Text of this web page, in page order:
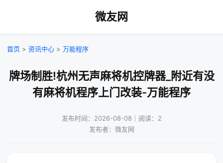
微友网
首页 > 资讯中心 > 万能程序
牌场制胜!杭州无声麻将机控牌器_附近有没
有麻将机程序上门改装-万能程序
发布时间：2026-08-08｜阅读：2
发布者：微友网